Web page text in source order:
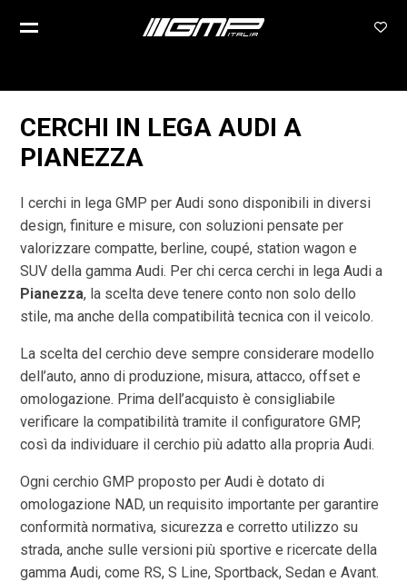
CERCHI IN LEGA AUDI A
PIANEZZA
I cerchi in lega GMP per Audi sono disponibili in diversi
design, finiture e misure, con soluzioni pensate per
valorizzare compatte, berline, coupé, station wagon e
SUV della gamma Audi. Per chi cerca cerchi in lega Audi a
Pianezza, la scelta deve tenere conto non solo dello
stile, ma anche della compatibilità tecnica con il veicolo.
La scelta del cerchio deve sempre considerare modello
dell’auto, anno di produzione, misura, attacco, offset e
omologazione. Prima dell’acquisto è consigliabile
verificare la compatibilità tramite il configuratore GMP,
così da individuare il cerchio più adatto alla propria Audi.
Ogni cerchio GMP proposto per Audi è dotato di
omologazione NAD, un requisito importante per garantire
conformità normativa, sicurezza e corretto utilizzo su
strada, anche sulle versioni più sportive e ricercate della
gamma Audi, come RS, S Line, Sportback, Sedan e Avant.